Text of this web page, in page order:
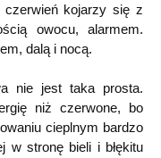
czerwień kojarzy się z
owocu, alarmem.
dalą i nocą.
nie jest taka prosta.
niż czerwone, bo
cieplnym bardzo
w stronę bieli i błękitu